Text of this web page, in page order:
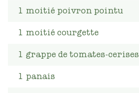
1 moitié poivron pointu
1 moitié courgette
1 grappe de tomates-cerises
1 panais